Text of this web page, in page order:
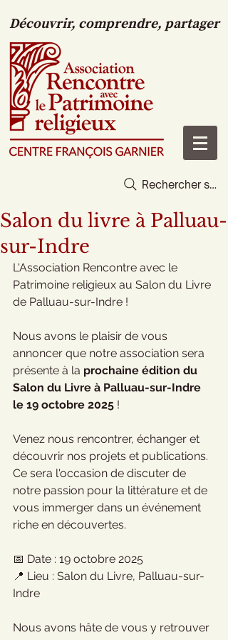
Découvrir, comprendre, partager
Rechercher sur
Salon du livre à Palluau-
sur-Indre
L'Association Rencontre avec le
Patrimoine religieux au Salon du Livre
de Palluau-sur-Indre !
Nous avons le plaisir de vous
annoncer que notre association sera
présente à la prochaine édition du
Salon du Livre à Palluau-sur-Indre
le 19 octobre 2025 !
Venez nous rencontrer, échanger et
découvrir nos projets et publications.
Ce sera l'occasion de discuter de
notre passion pour la littérature et de
vous immerger dans un événement
riche en découvertes.
📅 Date : 19 octobre 2025
📍 Lieu : Salon du Livre, Palluau-sur-
Indre
Nous avons hâte de vous y retrouver